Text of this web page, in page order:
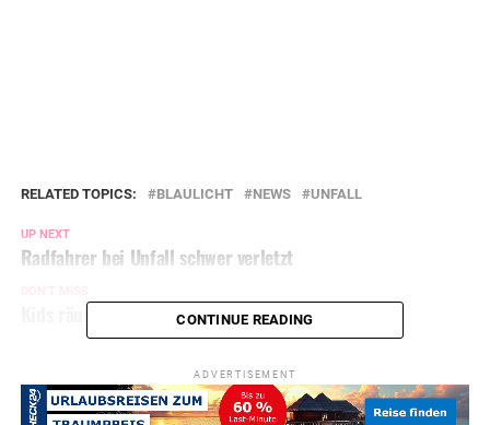
RELATED TOPICS: BLAULICHT NEWS UNFALL
UP NEXT
Radfahrer bei Unfall schwer verletzt
Kids räumen auf: „Bach-Putz-Aktion“
CONTINUE READING
ADVERTISEMENT